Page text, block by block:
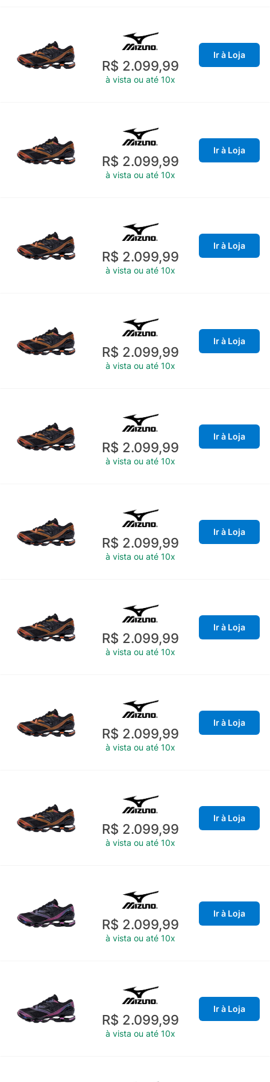
R$ 2.099,99
à vista ou até 10x
Ir à Loja
R$ 2.099,99
à vista ou até 10x
Ir à Loja
R$ 2.099,99
à vista ou até 10x
Ir à Loja
R$ 2.099,99
à vista ou até 10x
Ir à Loja
R$ 2.099,99
à vista ou até 10x
Ir à Loja
R$ 2.099,99
à vista ou até 10x
Ir à Loja
R$ 2.099,99
à vista ou até 10x
Ir à Loja
R$ 2.099,99
à vista ou até 10x
Ir à Loja
R$ 2.099,99
à vista ou até 10x
Ir à Loja
R$ 2.099,99
à vista ou até 10x
Ir à Loja
R$ 2.099,99
à vista ou até 10x
Ir à Loja